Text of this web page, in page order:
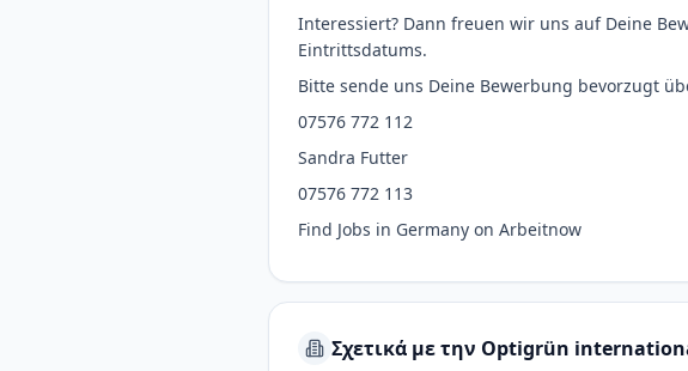
Interessiert? Dann freuen wir uns auf Deine
Eintrittsdatums.
Bitte sende uns Deine Bewerbung bevorzugt
07576 772 112
Sandra Futter
07576 772 113
Find Jobs in Germany on Arbeitnow
Σχετικά με την Optigrün